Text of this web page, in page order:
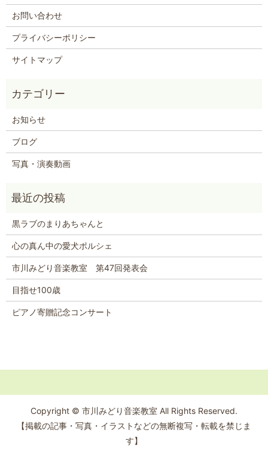
お問い合わせ
プライバシーポリシー
サイトマップ
お知らせ
ブログ
写真・演奏動画
黒ラブのまりあちゃんと
心の真ん中の愛犬ポルシェ
市川みどり音楽教室 第47回発表会
目指せ100歳
ピアノ寄贈記念コンサート
Copyright © 市川みどり音楽教室 All Rights Reserved.
【掲載の記事・写真・イラストなどの無断複写・転載を禁じま
す】